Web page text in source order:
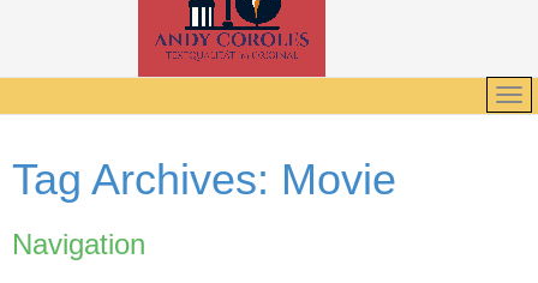
Tag Archives: Movie
Navigation